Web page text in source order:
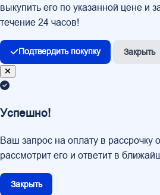
выкупить его по указанной цене и
течение 24 часов!
Подтвердить покупку Закрыть
Успешно!
Ваш запрос на оплату в рассрочку
рассмотрит его и ответит в
Закрыть